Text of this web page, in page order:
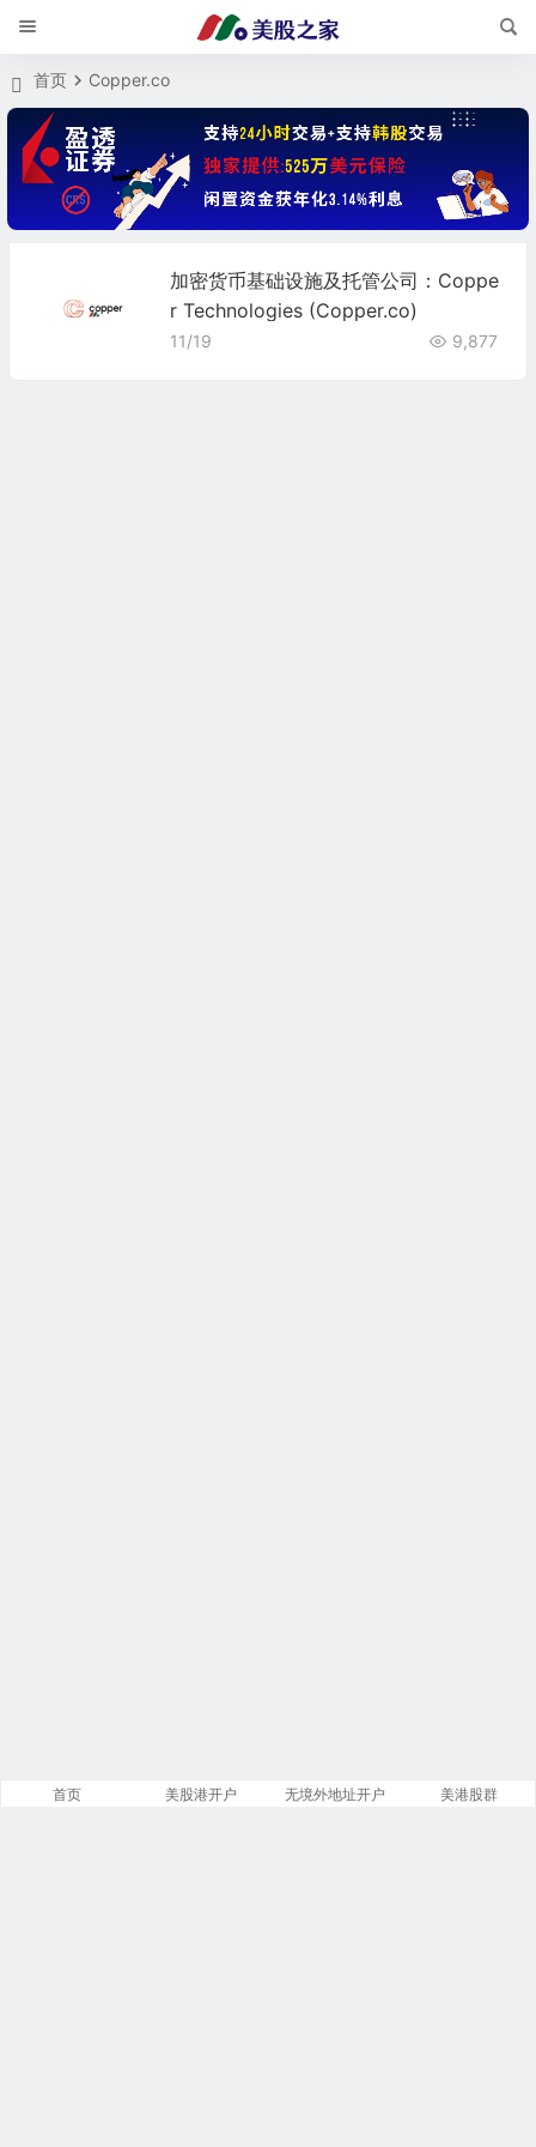
首页 Copper.co
加密货币基础设施及托管公司：Coppe
r Technologies (Copper.co)
11/19 9,877
首页 美股港开户 无境外地址开户 美港股群